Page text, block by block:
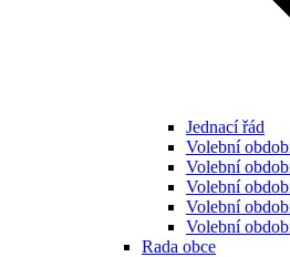
Jednací řád
Volební
Volební
Volební
Volební
Volební
Rada obce